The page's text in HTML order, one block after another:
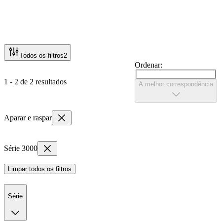
Todos os filtros2
1 - 2 de 2 resultados
Ordenar:
A melhor correspondência
Aparar e raspar
Série 3000
Limpar todos os filtros
Série